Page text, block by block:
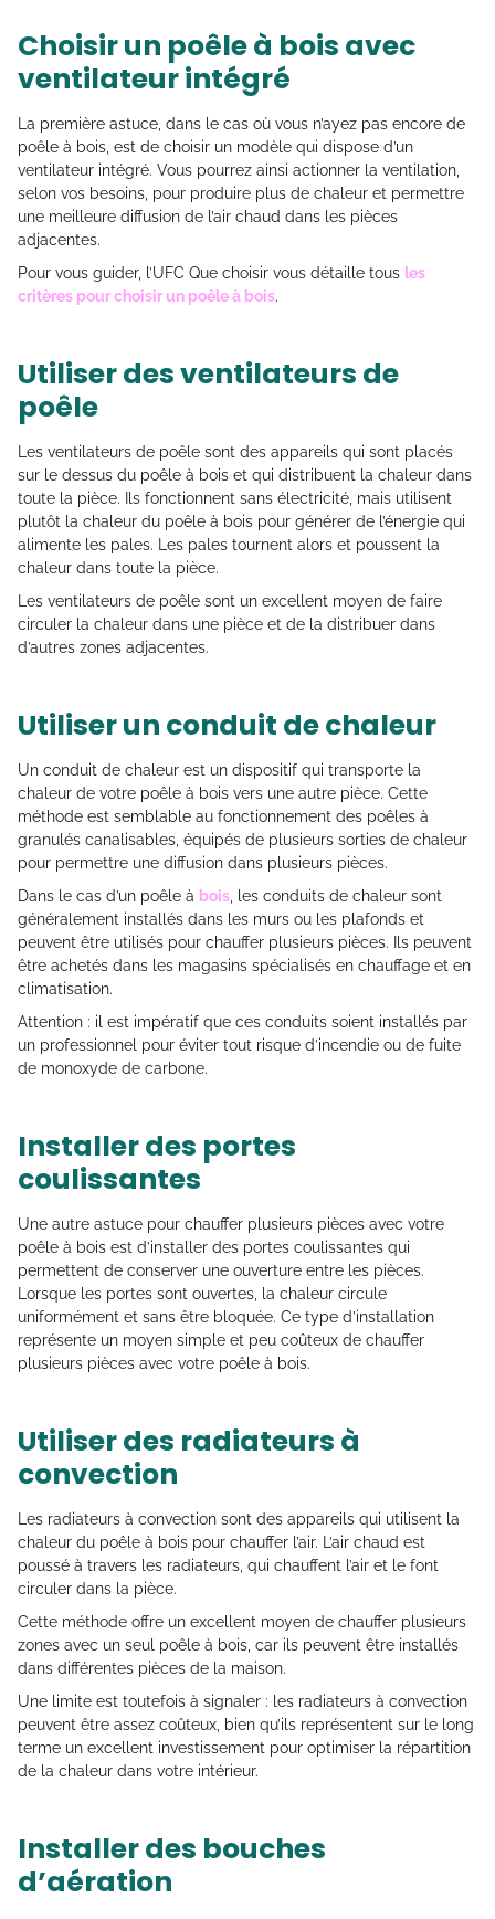
Choisir un poêle à bois avec
ventilateur intégré
La première astuce, dans le cas où vous n’ayez pas encore de
poêle à bois, est de choisir un modèle qui dispose d’un
ventilateur intégré. Vous pourrez ainsi actionner la ventilation,
selon vos besoins, pour produire plus de chaleur et permettre
une meilleure diffusion de l’air chaud dans les pièces
adjacentes.
Pour vous guider, l’UFC Que choisir vous détaille tous les
critères pour choisir un poêle à bois.
Utiliser des ventilateurs de
poêle
Les ventilateurs de poêle sont des appareils qui sont placés
sur le dessus du poêle à bois et qui distribuent la chaleur dans
toute la pièce. Ils fonctionnent sans électricité, mais utilisent
plutôt la chaleur du poêle à bois pour générer de l’énergie qui
alimente les pales. Les pales tournent alors et poussent la
chaleur dans toute la pièce.
Les ventilateurs de poêle sont un excellent moyen de faire
circuler la chaleur dans une pièce et de la distribuer dans
d’autres zones adjacentes.
Utiliser un conduit de chaleur
Un conduit de chaleur est un dispositif qui transporte la
chaleur de votre poêle à bois vers une autre pièce. Cette
méthode est semblable au fonctionnement des poêles à
granulés canalisables, équipés de plusieurs sorties de chaleur
pour permettre une diffusion dans plusieurs pièces.
Dans le cas d’un poêle à bois, les conduits de chaleur sont
généralement installés dans les murs ou les plafonds et
peuvent être utilisés pour chauffer plusieurs pièces. Ils peuvent
être achetés dans les magasins spécialisés en chauffage et en
climatisation.
Attention : il est impératif que ces conduits soient installés par
un professionnel pour éviter tout risque d’incendie ou de fuite
de monoxyde de carbone.
Installer des portes
coulissantes
Une autre astuce pour chauffer plusieurs pièces avec votre
poêle à bois est d’installer des portes coulissantes qui
permettent de conserver une ouverture entre les pièces.
Lorsque les portes sont ouvertes, la chaleur circule
uniformément et sans être bloquée. Ce type d’installation
représente un moyen simple et peu coûteux de chauffer
plusieurs pièces avec votre poêle à bois.
Utiliser des radiateurs à
convection
Les radiateurs à convection sont des appareils qui utilisent la
chaleur du poêle à bois pour chauffer l’air. L’air chaud est
poussé à travers les radiateurs, qui chauffent l’air et le font
circuler dans la pièce.
Cette méthode offre un excellent moyen de chauffer plusieurs
zones avec un seul poêle à bois, car ils peuvent être installés
dans différentes pièces de la maison.
Une limite est toutefois à signaler : les radiateurs à convection
peuvent être assez coûteux, bien qu’ils représentent sur le long
terme un excellent investissement pour optimiser la répartition
de la chaleur dans votre intérieur.
Installer des bouches
d’aération